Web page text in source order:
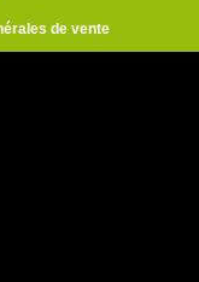
de vente